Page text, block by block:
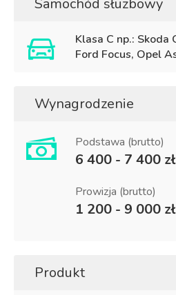
Samochód służbowy
Klasa C np.:
Ford Focus, Opel
Wynagrodzenie
Podstawa (brutto)
6 400 - 7 400 zł
Prowizja (brutto)
1 200 - 9 000 zł
Produkt